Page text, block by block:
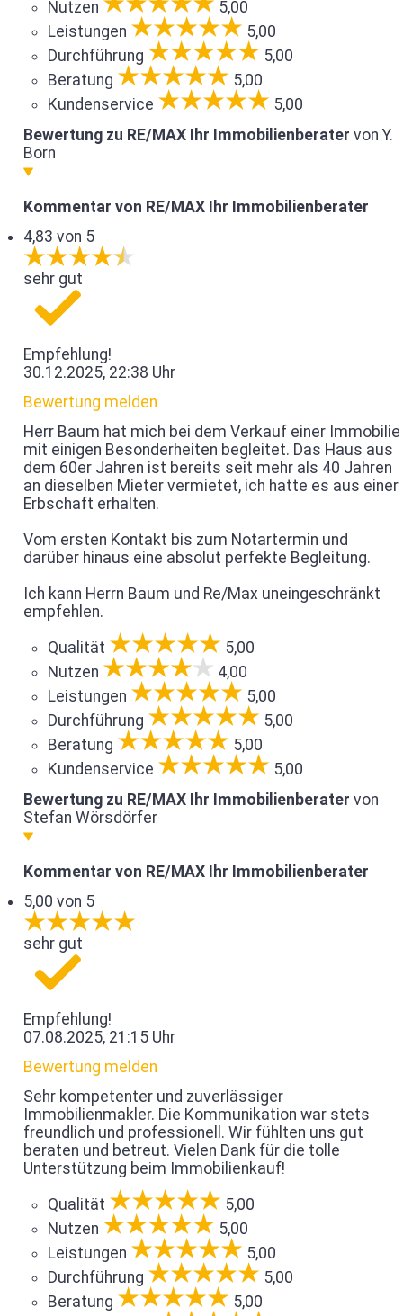
Nutzen
5,00
Leistungen
5,00
Durchführung
5,00
Beratung
5,00
Kundenservice
5,00
Bewertung zu RE/MAX Ihr Immobilienberater von Y.
Born
Kommentar von RE/MAX Ihr Immobilienberater
4,83 von 5
sehr gut
Empfehlung!
30.12.2025, 22:38 Uhr
Bewertung melden
Herr Baum hat mich bei dem Verkauf einer Immobilie
mit einigen Besonderheiten begleitet. Das Haus aus
dem 60er Jahren ist bereits seit mehr als 40 Jahren
an dieselben Mieter vermietet, ich hatte es aus einer
Erbschaft erhalten.
Vom ersten Kontakt bis zum Notartermin und
darüber hinaus eine absolut perfekte Begleitung.
Ich kann Herrn Baum und Re/Max uneingeschränkt
empfehlen.
Qualität
5,00
Nutzen
4,00
Leistungen
5,00
Durchführung
5,00
Beratung
5,00
Kundenservice
5,00
Bewertung zu RE/MAX Ihr Immobilienberater von
Stefan Wörsdörfer
Kommentar von RE/MAX Ihr Immobilienberater
5,00 von 5
sehr gut
Empfehlung!
07.08.2025, 21:15 Uhr
Bewertung melden
Sehr kompetenter und zuverlässiger
Immobilienmakler. Die Kommunikation war stets
freundlich und professionell. Wir fühlten uns gut
beraten und betreut. Vielen Dank für die tolle
Unterstützung beim Immobilienkauf!
Qualität
5,00
Nutzen
5,00
Leistungen
5,00
Durchführung
5,00
Beratung
5,00